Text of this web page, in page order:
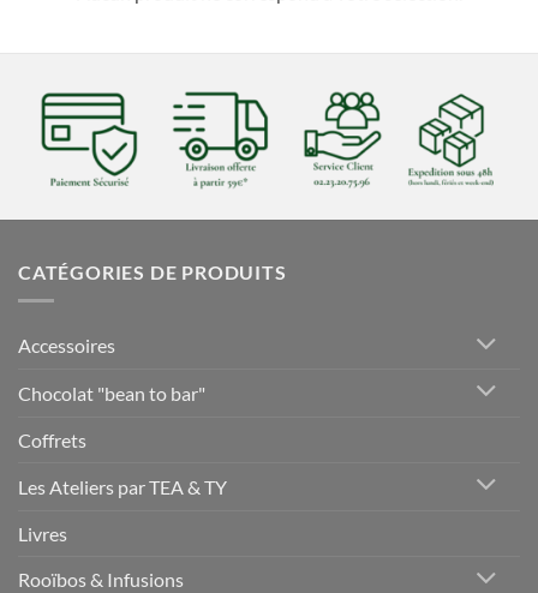
CATÉGORIES DE PRODUITS
Accessoires
Chocolat "bean to bar"
Coffrets
Les Ateliers par TEA & TY
Livres
Rooïbos & Infusions